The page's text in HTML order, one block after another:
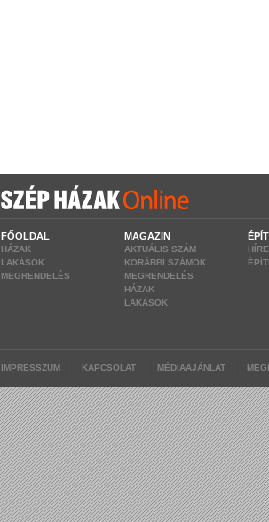
FŐOLDAL
HÁZAK
LAKÁSOK
MEGRENDELÉS
MAGAZIN
AKTUÁLIS SZÁM
KORÁBBI SZÁMOK
MEGRENDELÉS
HÁZAK
LAKÁSOK
IMPRESSZUM KAPCSOLAT MÉDIAAJÁNLAT